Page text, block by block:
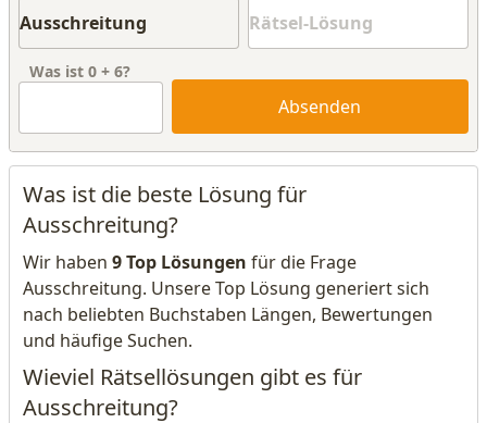
Was ist 0 + 6?
Absenden
Was ist die beste Lösung für
Ausschreitung?
Wir haben 9 Top Lösungen für die Frage
Ausschreitung. Unsere Top Lösung generiert sich
nach beliebten Buchstaben Längen, Bewertungen
und häufige Suchen.
Wieviel Rätsellösungen gibt es für
Ausschreitung?